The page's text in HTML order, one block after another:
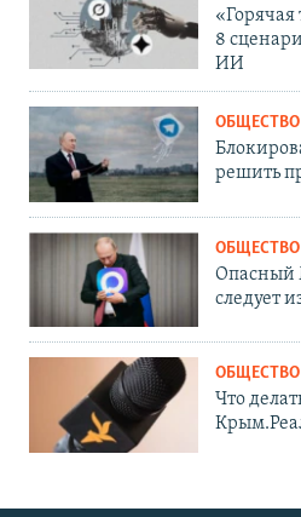
«Горячая
8
ИИ
ОБЩЕСТВО
решить
ОБЩЕСТВО
Опасный
следует
ОБЩЕСТВО
Что